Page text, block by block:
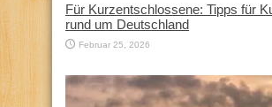
Für Kurzentschlossene: Tipps für
rund um Deutschland
Februar 25, 2026